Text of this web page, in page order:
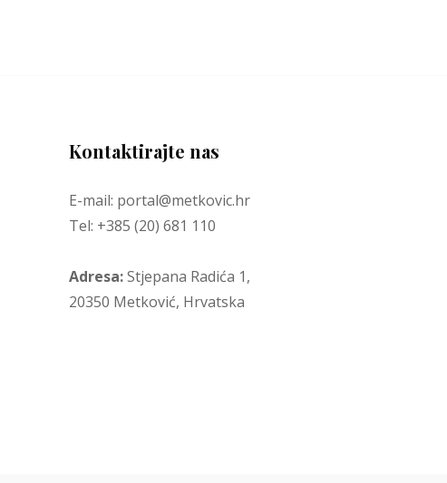
Kontaktirajte nas
E-mail: portal@metkovic.hr
Tel: +385 (20) 681 110
Adresa:Stjepana Radića 1,
20350 Metković, Hrvatska